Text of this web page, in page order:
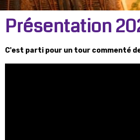
Présentation
C'est parti pour un tour commenté